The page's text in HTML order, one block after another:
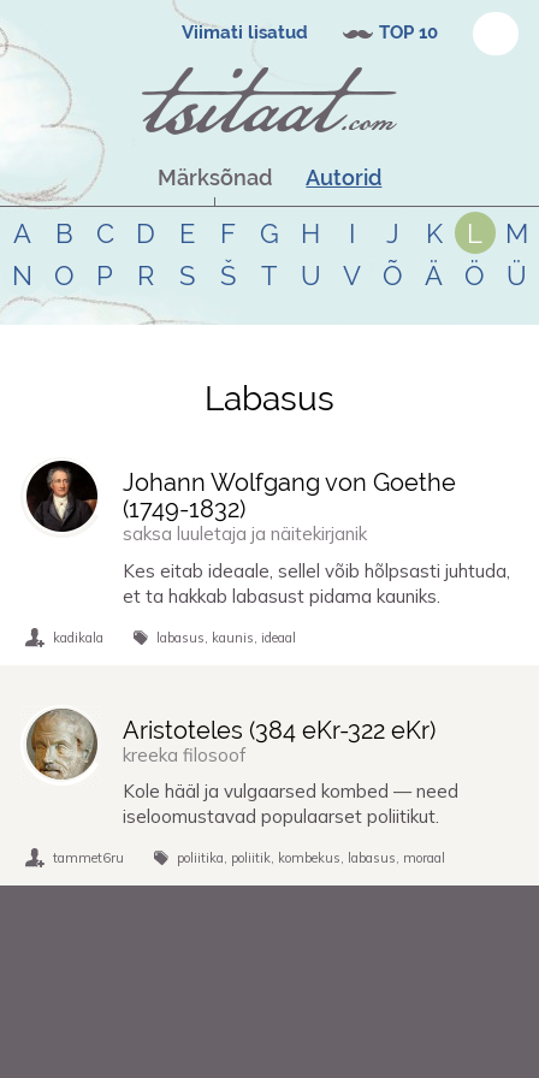
Viimati lisatud TOP 10
Märksõnad Autorid
A B C D E F G H I J K L
M
N
O P R S Š T U V Õ Ä Ö Ü
Tsitaadid teemallabasus
Labasus
Johann Wolfgang von Goethe
(1749-1832)
saksa luuletaja ja näitekirjanik
Kes eitab ideaale, sellel võib hõlpsasti juhtuda,
et ta hakkab labasust pidama kauniks.
kadikala labasus kaunis ideaal
Aristoteles (384 eKr-322 eKr)
kreeka filosoof
Kole hääl ja vulgaarsed kombed — need
iseloomustavad populaarset poliitikut.
tammet6ru poliitika poliitik kombekus labasus moraal